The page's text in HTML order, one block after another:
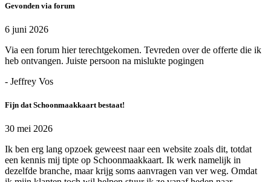
Gevonden via forum
6 juni 2026
Via een forum hier terechtgekomen. Tevreden over de offerte die ik
heb ontvangen. Juiste persoon na mislukte pogingen
- Jeffrey Vos
Fijn dat Schoonmaakkaart bestaat!
30 mei 2026
Ik ben erg lang opzoek geweest naar een website zoals dit, totdat
een kennis mij tipte op Schoonmaakkaart. Ik werk namelijk in
dezelfde branche, maar krijg soms aanvragen van ver weg. Omdat